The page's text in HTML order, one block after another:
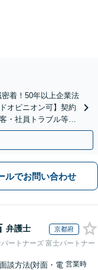
着！50年以上企業法
オピニオン可】契約
・社員トラブル等、
対応】
ルでお問い合わせ
弁護士 京都府
ートナーズ 富士パートナー
面談方法(対面・電 営業時